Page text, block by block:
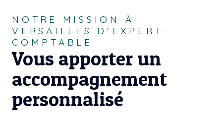
NOTRE MISSION À
VERSAILLES D'EXPERT-
COMPTABLE
Vous apporter un
accompagnement
personnalisé